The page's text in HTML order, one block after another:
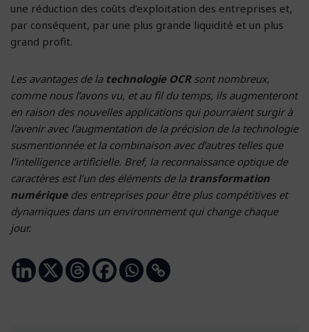
une réduction des coûts d’exploitation des entreprises et,
par conséquent, par une plus grande liquidité et un plus
grand profit.
Les avantages de la technologie OCRsont nombreux,
comme nous l’avons vu, et au fil du temps, ils augmenteront
en raison des nouvelles applications qui pourraient surgir à
l’avenir avec l’augmentation de la précision de la technologie
susmentionnée et la combinaison avec d’autres telles que
l’intelligence artificielle. Bref, la reconnaissance optique de
caractères est l’un des éléments de la transformation
numériquedes entreprises pour être plus compétitives et
dynamiques dans un environnement qui change chaque
jour.